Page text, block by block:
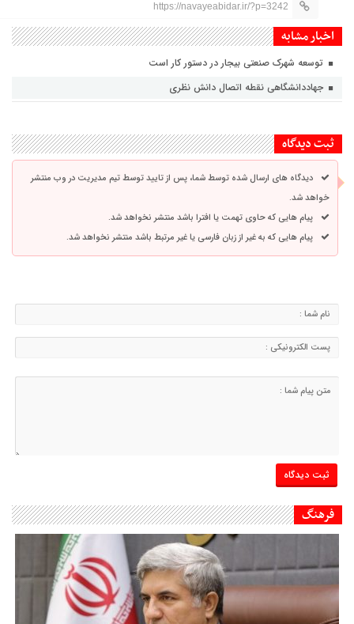
https://navayeabidar.ir/?p=3242
اخبار مشابه
توسعه شهرک صنعتی بیجار در دستور کار است
جهاددانشگاهی نقطه اتصال دانش نظری
ثبت دیدگاه
دیدگاه های ارسال شده توسط شما، پس از تایید توسط تیم مدیریت در وب منتشر
خواهد شد.
پیام هایی که حاوی تهمت یا افترا باشد منتشر نخواهد شد.
پیام هایی که به غیر از زبان فارسی یا غیر مرتبط باشد منتشر نخواهد شد.
فرهنگ